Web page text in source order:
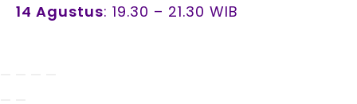
14 Agustus: 19.30 – 21.30 WIB